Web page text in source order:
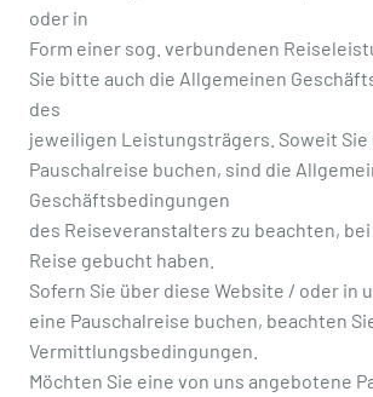
oder in
Form einer sog. verbundenen
Sie bitte auch die Allgemeinen
des
jeweiligen Leistungsträgers. Soweit Sie
Pauschalreise buchen, sind die
Geschäftsbedingungen
des Reiseveranstalters zu beachten, bei
Reise gebucht haben.
Sofern Sie über diese Website / oder in
eine Pauschalreise buchen, beachten
Vermittlungsbedingungen.
Möchten Sie eine von uns angebotene